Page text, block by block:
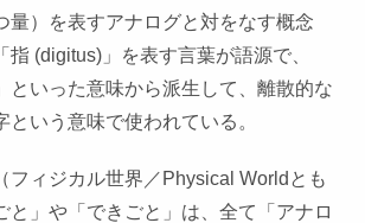
量）を表すアナログと対をなす概念
指 (digitus)」を表す言葉が語源で、
といった意味から派生して、離散的な
という意味で使われている。
フィジカル世界／Physical Worldとも
と」や「できごと」は、全て「アナロ